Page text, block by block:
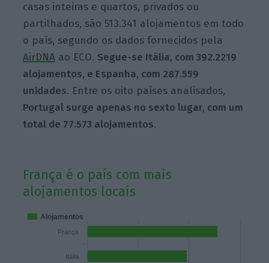
casas inteiras e quartos, privados ou
partilhados, são 513.341 alojamentos em todo
o país, segundo os dados fornecidos pela
AirDNA ao ECO. Segue-se Itália, com 392.2219
alojamentos, e Espanha, com 287.559
unidades. Entre os oito países analisados,
Portugal surge apenas no sexto lugar, com um
total de 77.573 alojamentos.
França é o país com mais
alojamentos locais
Alojamentos
França
Itália